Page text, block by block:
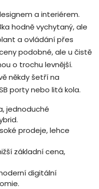
a interiérem.
hodně vychytaný, ale
a ovládání přes
podobné, ale u čistě
o trochu levnější.
někdy šetří na
porty nebo litá kola.
jednoduché
prodeje, lehce
základní cena,
digitální